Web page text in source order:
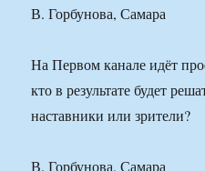
В. Горбунова, Самара
На Первом канале идёт
кто в результате будет
наставники или зрители?
В. Горбунова, Самара